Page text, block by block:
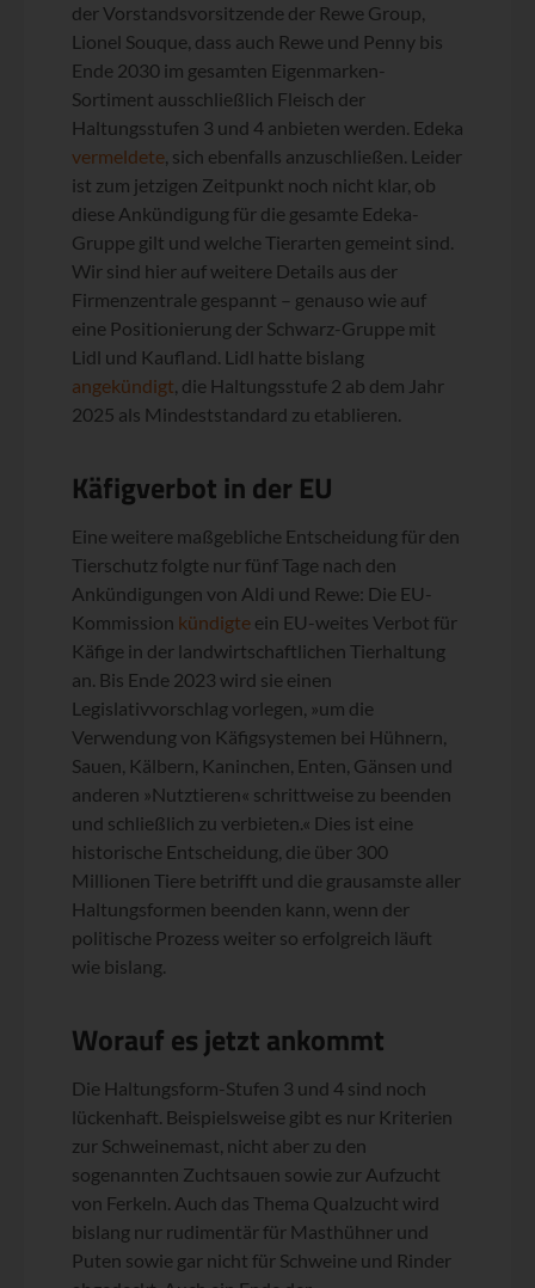
der Vorstandsvorsitzende der Rewe Group,
Lionel Souque, dass auch Rewe und Penny bis
Ende 2030 im gesamten Eigenmarken-
Sortiment ausschließlich Fleisch der
Haltungsstufen 3 und 4 anbieten werden. Edeka
vermeldete , sich ebenfalls anzuschließen. Leider
ist zum jetzigen Zeitpunkt noch nicht klar, ob
diese Ankündigung für die gesamte Edeka-
Gruppe gilt und welche Tierarten gemeint sind.
Wir sind hier auf weitere Details aus der
Firmenzentrale gespannt – genauso wie auf
eine Positionierung der Schwarz-Gruppe mit
Lidl und Kaufland. Lidl hatte bislang
angekündigt , die Haltungsstufe 2 ab dem Jahr
2025 als Mindeststandard zu etablieren.
Käfigverbot in der EU
Eine weitere maßgebliche Entscheidung für den
Tierschutz folgte nur fünf Tage nach den
Ankündigungen von Aldi und Rewe: Die EU-
Kommission kündigte ein EU-weites Verbot für
Käfige in der landwirtschaftlichen Tierhaltung
an. Bis Ende 2023 wird sie einen
Legislativvorschlag vorlegen, »um die
Verwendung von Käfigsystemen bei Hühnern,
Sauen, Kälbern, Kaninchen, Enten, Gänsen und
anderen »Nutztieren« schrittweise zu beenden
und schließlich zu verbieten.« Dies ist eine
historische Entscheidung, die über 300
Millionen Tiere betrifft und die grausamste aller
Haltungsformen beenden kann, wenn der
politische Prozess weiter so erfolgreich läuft
wie bislang.
Worauf es jetzt ankommt
Die Haltungsform-Stufen 3 und 4 sind noch
lückenhaft. Beispielsweise gibt es nur Kriterien
zur Schweinemast, nicht aber zu den
sogenannten Zuchtsauen sowie zur Aufzucht
von Ferkeln. Auch das Thema Qualzucht wird
bislang nur rudimentär für Masthühner und
Puten sowie gar nicht für Schweine und Rinder